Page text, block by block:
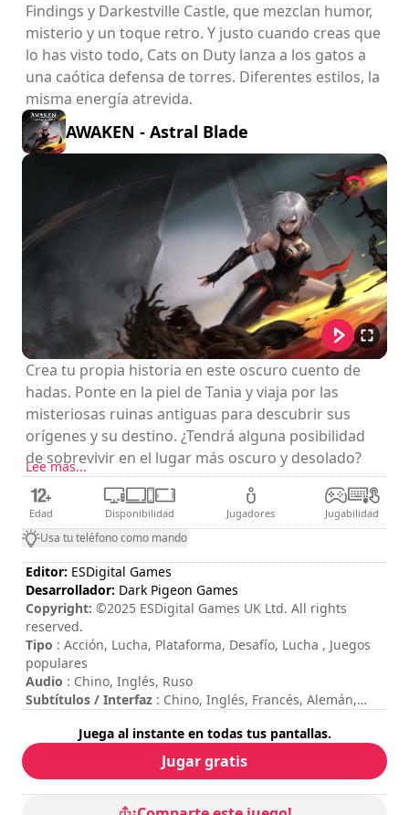
Findings y Darkestville Castle, que mezclan humor,
misterio y un toque retro. Y justo cuando creas que
lo has visto todo, Cats on Duty lanza a los gatos a
una caótica defensa de torres. Diferentes estilos, la
misma energía atrevida.
AWAKEN - Astral Blade
Crea tu propia historia en este oscuro cuento de
hadas. Ponte en la piel de Tania y viaja por las
misteriosas ruinas antiguas para descubrir sus
orígenes y su destino. ¿Tendrá alguna posibilidad
de sobrevivir en el lugar más oscuro y desolado?
Lee mas...
Edad Disponibilidad Jugadores Jugabilidad
Usa tu teléfono como mando
Editor: ESDigital Games
Desarrollador: Dark Pigeon Games
Copyright: ©2025 ESDigital Games UK Ltd. All rights
reserved.
Tipo : Acción, Lucha, Plataforma, Desafío, Lucha , Juegos
populares
Audio : Chino, Inglés, Ruso
Subtítulos / Interfaz : Chino, Inglés, Francés, Alemán,
Session duration
: 10 - 30 minutos
Duración total
Dificultad: alta
Se puede ver los controles en las opciones del juego.
Juega al instante en todas tus pantallas.
Jugar gratis